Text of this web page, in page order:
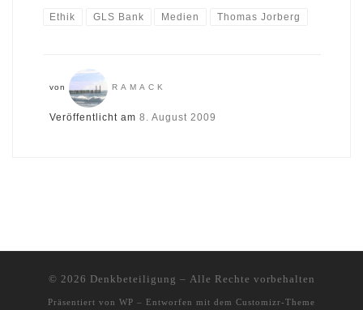
Ethik GLS Bank Medien Thomas Jorberg
von RAMACK
Veröffentlicht am 8. August 2009
© 2026 Denkbeteiligung – Alle Rechte vorbehalten
Präsentiert von WP – Entworfen mit dem Customizr-Theme